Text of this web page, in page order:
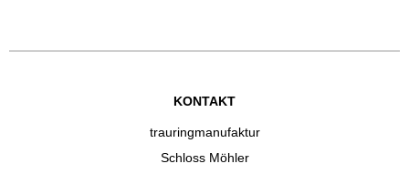
KONTAKT
trauringmanufaktur
Schloss Möhler